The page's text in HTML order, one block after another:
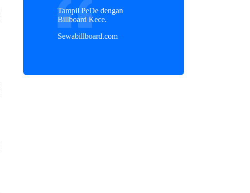
Tampil PeDe dengan
Billboard Kece.
Sewabillboard.com